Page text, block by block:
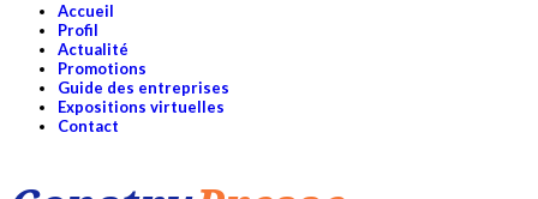
Accueil
Profil
Actualité
Promotions
Guide des entreprises
Expositions virtuelles
Contact